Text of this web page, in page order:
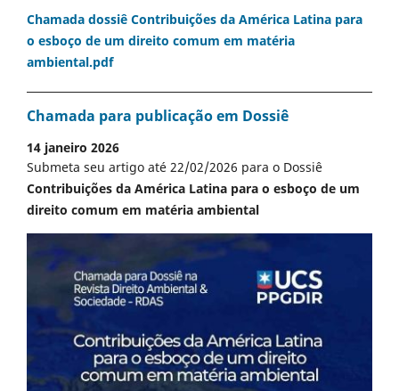
Chamada dossiê Contribuições da América Latina para
o esboço de um direito comum em matéria
ambiental.pdf
Chamada para publicação em Dossiê
14 janeiro 2026
Submeta seu artigo até 22/02/2026 para o Dossiê
Contribuições da América Latina para o esboço de um
direito comum em matéria ambiental